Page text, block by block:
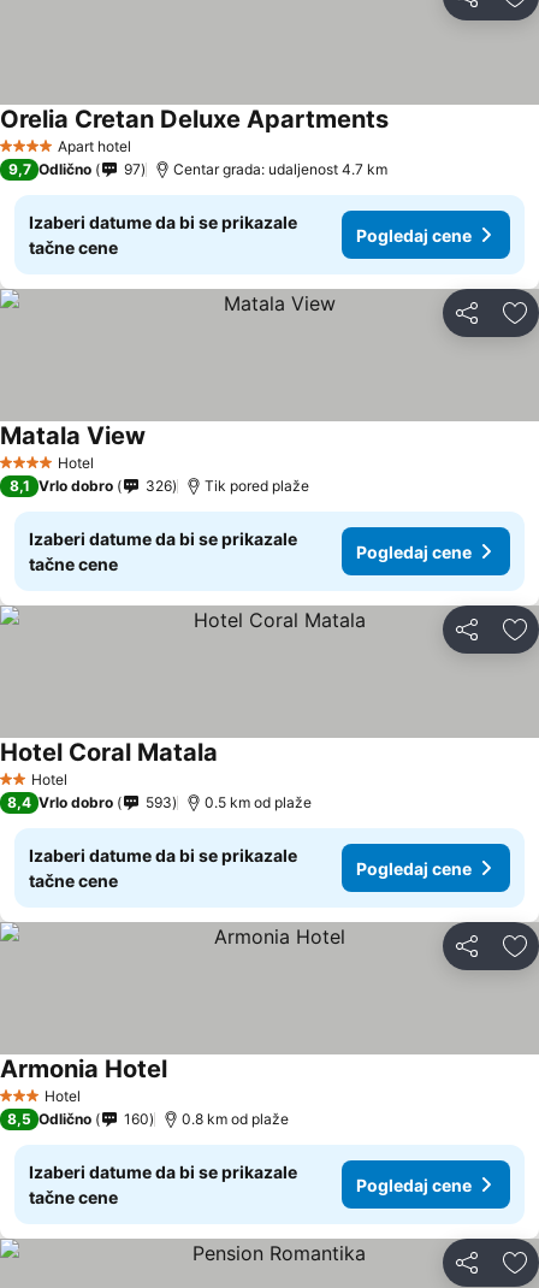
Deli
4 ZvezdiceApart hotel
Orelia Cretan Deluxe Apartments
9,7 Odlično 97 Centar grada: udaljenost 4.7 km
Izaberi datume da bi se prikazale
tačne cene
Pogledaj cene
Deli
4 ZvezdiceHotel
Matala View
8,1 Vrlo dobro 326 Tik pored plaže
Izaberi datume da bi se prikazale
tačne cene
Pogledaj cene
Deli
2 Zvezdice
Hotel
Hotel Coral Matala
8,4 Vrlo dobro 593 0.5 km od plaže
Izaberi datume da bi se prikazale
tačne cene
Pogledaj cene
Deli
3 Zvezdice
Hotel
Armonia Hotel
8,5 Odlično 160 0.8 km od plaže
Izaberi datume da bi se prikazale
tačne cene
Pogledaj cene
Deli